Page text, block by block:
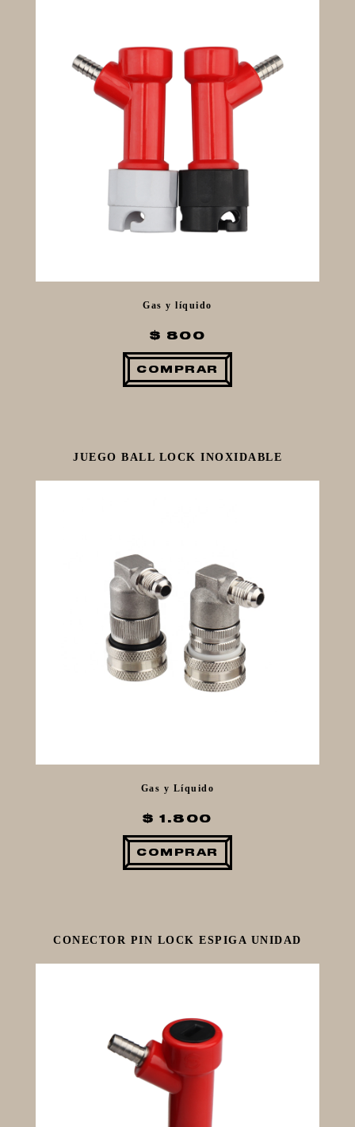
Gas y líquido
$ 800
COMPRAR
JUEGO BALL LOCK INOXIDABLE
Gas y Líquido
$ 1.800
COMPRAR
CONECTOR PIN LOCK ESPIGA UNIDAD